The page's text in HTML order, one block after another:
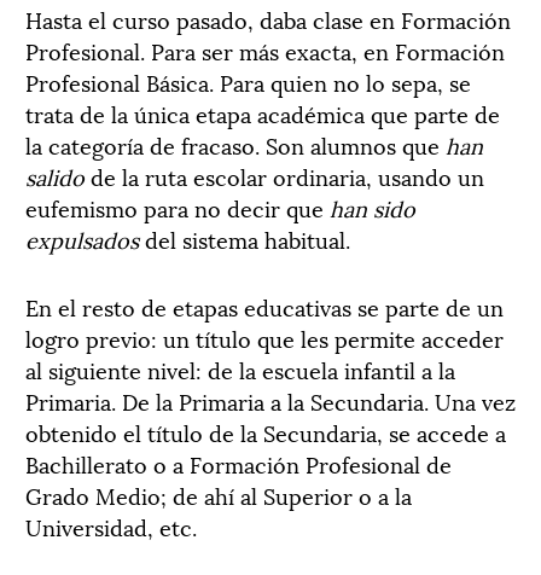
Hasta el curso pasado, daba clase en Formación
Profesional. Para ser más exacta, en Formación
Profesional Básica. Para quien no lo sepa, se
trata de la única etapa académica que parte de
la categoría de fracaso. Son alumnos que han
salidode la ruta escolar ordinaria, usando un
eufemismo para no decir que han sido
expulsadosdel sistema habitual.
En el resto de etapas educativas se parte de un
logro previo: un título que les permite acceder
al siguiente nivel: de la escuela infantil a la
Primaria. De la Primaria a la Secundaria. Una vez
obtenido el título de la Secundaria, se accede a
Bachillerato o a Formación Profesional de
Grado Medio; de ahí al Superior o a la
Universidad, etc.